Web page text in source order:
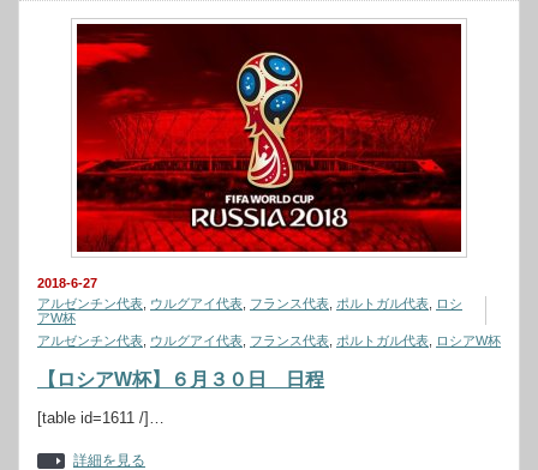
2018-6-27
アルゼンチン代表 ウルグアイ代表 フランス代表 ポルトガル代表
ロシ
アW杯
アルゼンチン代表 ウルグアイ代表 フランス代表 ポルトガル代表 ロシアW杯
【ロシアW杯】６月３０日 日程
[table id=1611 /]…
詳細を見る